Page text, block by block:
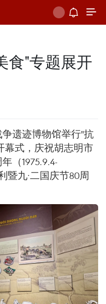
食"专题展开
遗迹博物馆举行"抗
幕式，庆祝胡志明市
（1975.9.4-
暨九·二国庆节80周